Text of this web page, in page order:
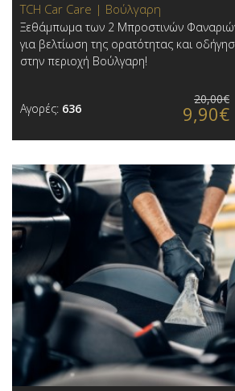
TCH Car Care | Βούλγαρη
Ξεθάμπωμα των 2 Μπροστινών
για βελτίωση της ορατότητας και
στην περιοχή Βούλγαρη!
Αγορές: 636
20,00€
9,90€